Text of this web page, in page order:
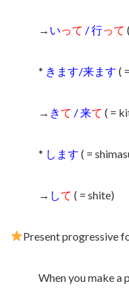
→ いって / 行って
* きます/来ます (
→ きて / 来て ( =
* します ( =
→ して ( = shite)
Present progressive
When you make a